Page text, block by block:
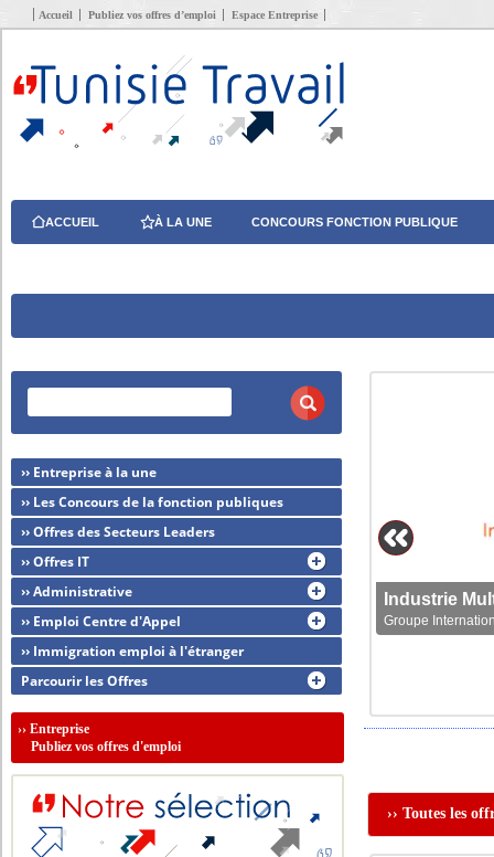
Accueil Publiez vos offres d’emploi Espace Entreprise
ACCUEIL À LA UNE CONCOURS FONCTION PUBLIQUE
Groupe
›› Toutes les
›› Entreprise à la une
›› Les Concours de la fonction publiques
›› Offres des Secteurs Leaders
›› Offres IT
›› Administrative
›› Emploi Centre d'Appel
›› Immigration emploi à l'étranger
Parcourir les Offres
››Entreprise
Publiez vos offres d'emploi